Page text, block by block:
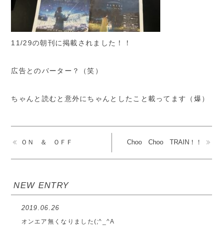
11/29の朝刊に掲載されました！！
広告とのバーター？（笑）
ちゃんと読むと意外にちゃんとしたこと載ってます（爆）
ＯＮ ＆ ＯＦＦ Choo Choo TRAIN！！
NEW ENTRY
2019.06.26
オンエア無くなりました(;^_^A